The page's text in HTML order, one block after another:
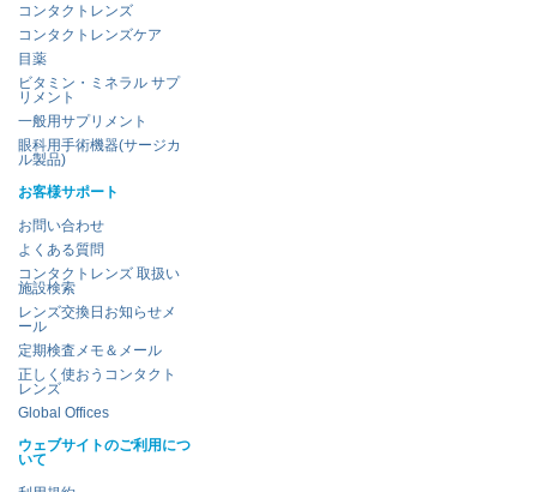
コンタクトレンズ
コンタクトレンズケア
目薬
ビタミン・ミネラル サプ
リメント
一般用サプリメント
眼科用手術機器(サージカ
ル製品)
お客様サポート
お問い合わせ
よくある質問
コンタクトレンズ 取扱い
施設検索
レンズ交換日お知らせメ
ール
定期検査メモ＆メール
正しく使おうコンタクト
レンズ
Global Offices
ウェブサイトのご利用につ
いて